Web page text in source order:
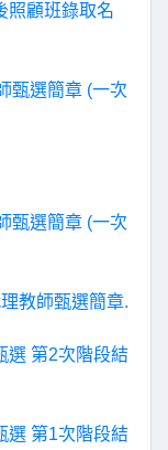
照顧班錄取名
甄選簡章 (一次
甄選簡章 (一次
教師甄選簡章.
選 第2次階段結
選 第1次階段結